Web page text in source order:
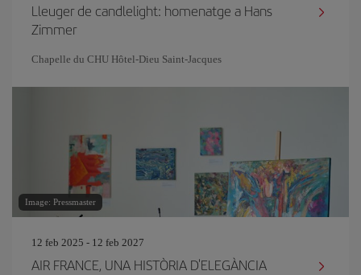
Lleuger de candlelight: homenatge a Hans
Zimmer
Chapelle du CHU Hôtel-Dieu Saint-Jacques
Image: Pressmaster
12 feb 2025 - 12 feb 2027
AIR FRANCE, UNA HISTÒRIA D'ELEGÀNCIA